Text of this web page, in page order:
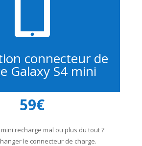
connecteur de
Galaxy S4 mini
59€
recharge mal ou plus du tout ?
le connecteur de charge.